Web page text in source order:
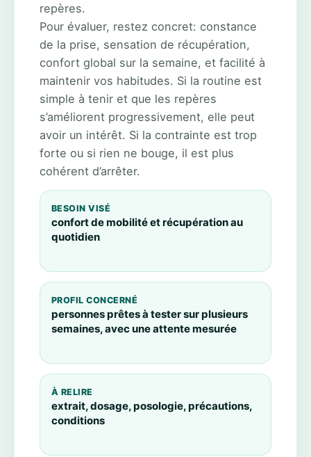
repères.
Pour évaluer, restez concret: constance
de la prise, sensation de récupération,
confort global sur la semaine, et facilité à
maintenir vos habitudes. Si la routine est
simple à tenir et que les repères
s’améliorent progressivement, elle peut
avoir un intérêt. Si la contrainte est trop
forte ou si rien ne bouge, il est plus
cohérent d’arrêter.
BESOIN VISÉ
confort de mobilité et récupération au
quotidien
PROFIL CONCERNÉ
personnes prêtes à tester sur plusieurs
semaines, avec une attente mesurée
À RELIRE
extrait, dosage, posologie, précautions,
conditions